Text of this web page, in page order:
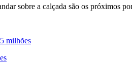
sobre a calçada são os próximos
milhões